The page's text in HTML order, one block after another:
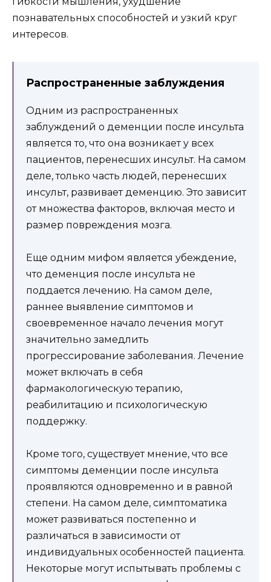
познавательных способностей и узкий круг
интересов.
Распространенные заблуждения
Одним из распространенных
заблуждений о деменции после инсульта
является то, что она возникает у всех
пациентов, перенесших инсульт. На самом
деле, только часть людей, перенесших
инсульт, развивает деменцию. Это зависит
от множества факторов, включая место и
размер повреждения мозга.
Еще одним мифом является убеждение,
что деменция после инсульта не
поддается лечению. На самом деле,
раннее выявление симптомов и
своевременное начало лечения могут
значительно замедлить
прогрессирование заболевания. Лечение
может включать в себя
фармакологическую терапию,
реабилитацию и психологическую
поддержку.
Кроме того, существует мнение, что все
симптомы деменции после инсульта
проявляются одновременно и в равной
степени. На самом деле, симптоматика
может развиваться постепенно и
различаться в зависимости от
индивидуальных особенностей пациента.
Некоторые могут испытывать проблемы с